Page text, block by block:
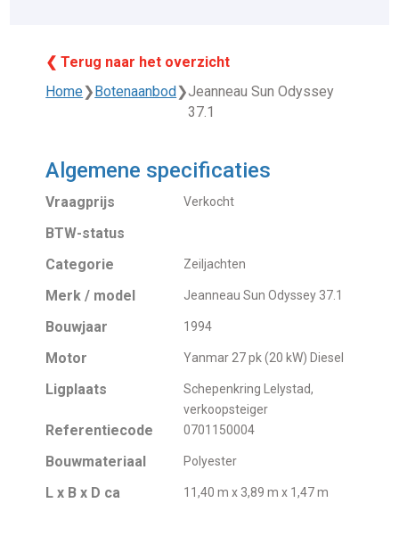
❮ Terug naar het overzicht
Home❯Botenaanbod❯Jeanneau Sun Odyssey
37.1
Algemene specificaties
Vraagprijs Verkocht
BTW-status
Categorie
Zeiljachten
Merk / model Jeanneau Sun Odyssey 37.1
Bouwjaar 1994
Motor Yanmar 27 pk (20 kW) Diesel
Ligplaats
Schepenkring Lelystad,
verkoopsteiger
Referentiecode 0701150004
Bouwmateriaal Polyester
L x B x D ca 11,40 m x 3,89 m x 1,47 m